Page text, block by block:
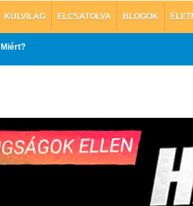
KÜLVILÁG ELCSATOLVA BLOGOK
Miért?